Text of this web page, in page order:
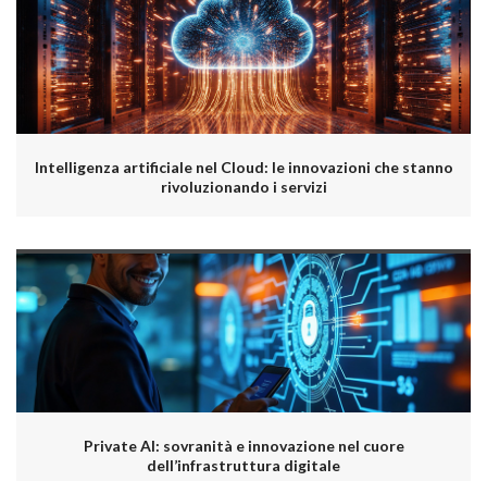
Intelligenza artificiale nel Cloud: le innovazioni che stanno
rivoluzionando i servizi
Private AI: sovranità e innovazione nel cuore
dell’infrastruttura digitale